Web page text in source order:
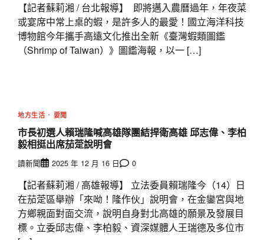
【記者蘇莉湘 / 台北報導】 即將邁入農曆過年，年夜菜
或宴席中常上桌的蝦，是許多人的最愛！國立海洋科技
博物館今年攜手高遠文化推出全新《臺灣蝦類圖鑑
（Shrimp of Taiwan）》圖鑑海報，以一 […]
地方生活 要聞
市長初選人賴瑞隆喊高雄隊團結捍衛高雄 邱志偉、李柏
毅相挺出席茄萣說明會
讀新聞 2025 年 12 月 16 日 0
【記者蘇莉湘 / 高雄報導】 立法委員賴瑞隆今（14）日
在茄萣區舉辦「來呦！隆作伙」說明會，在金鑾宮與地
方鄉親面對面交流，說明自身對北高雄的願景及發展目
標。立委邱志偉、李柏毅、資深媒體人王瑞德及多位市